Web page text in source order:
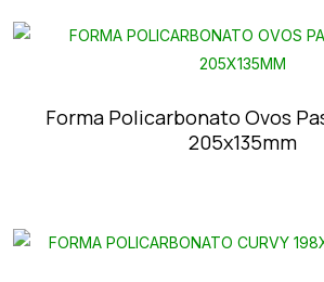
Forma Policarbonato Ovos
205x135mm